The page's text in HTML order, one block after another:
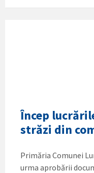
Încep
străzi din
Primăria Comunei
urma aprobării